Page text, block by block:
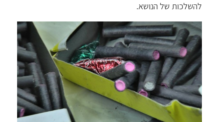
להשלכות של הנושא.